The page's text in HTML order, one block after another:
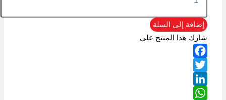
إضافة إلى السلة
شارك هذا المنتج علي
Facebook
Twitter
LinkedIn